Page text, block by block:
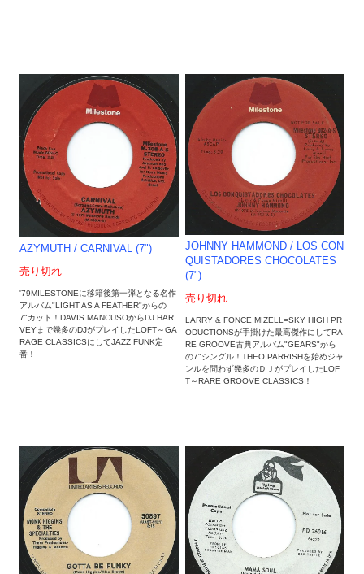
AZYMUTH / CARNIVAL (7")
売り切れ
'79MILESTONEに移籍後第一弾となる名作
アルバム"LIGHT AS A FEATHER"からの
7"カット！DAVIS MANCUSOからDJ HAR
VEYまで幾多のDJがプレイしたLOFT～GA
RAGE CLASSICSにしてJAZZ FUNK定
番！
JOHNNY HAMMOND / LOS CON
QUISTADORES CHOCOLATES
(7")
売り切れ
LARRY & FONCE MIZELL=SKY HIGH PR
ODUCTIONSが手掛けた最高傑作にしてRA
RE GROOVE古典アルバム"GEARS"から
の7"シングル！THEO PARRISHを始めジャ
ンルを問わず幾多のＤＪがプレイしたLOF
T～RARE GROOVE CLASSICS！